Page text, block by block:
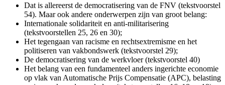
Dat is allereerst de democratisering van de FNV (tekstvoorstel
54). Maar ook andere onderwerpen zijn van groot belang:
Internationale solidariteit en anti-militarisering
(tekstvoorstellen 25, 26 en 30);
Het tegengaan van racisme en rechtsextremisme en het
politiseren van vakbondswerk (tekstvoorstel 29);
De democratisering van de werkvloer (tekstvoorstel 40)
Het belang van een fundamenteel anders ingerichte economie
op vlak van Automatische Prijs Compensatie (APC), belasting